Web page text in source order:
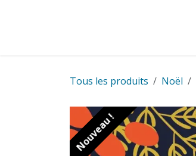
Tous les produits Noël
Nouveau !